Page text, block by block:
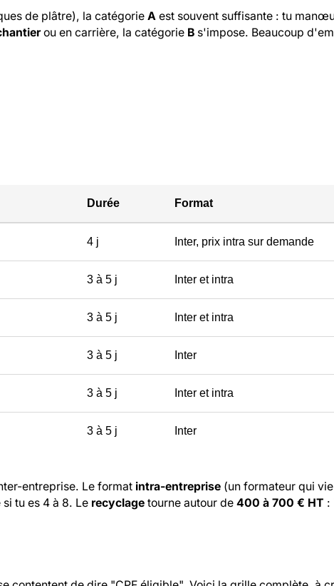
de plâtre), la catégorieA est souvent suffisante : tu
ou en carrière, la catégorie B s'impose. Beaucoup
Durée Format
4 j Inter, prix intra sur demande
3 à 5 j Inter et intra
3 à 5 j Inter et intra
3 à 5 j Inter
3 à 5 j Inter et intra
3 à 5 j Inter
entreprise. Le format intra-entreprise (un formateur qui
tu es 4 à 8. Le recyclage tourne autour de400 à 700 € HT :